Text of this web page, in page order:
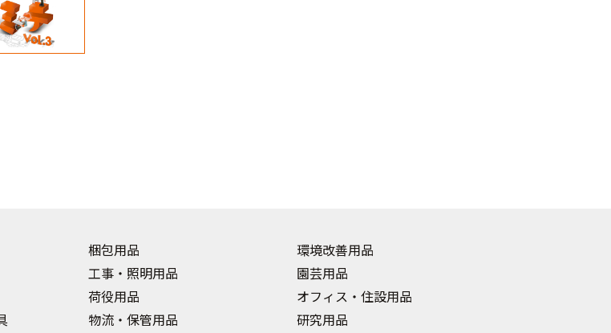
梱包用品
工事・照明用品
荷役用品
物流・保管用品
環境改善用品
園芸用品
オフィス・住設用品
研究用品